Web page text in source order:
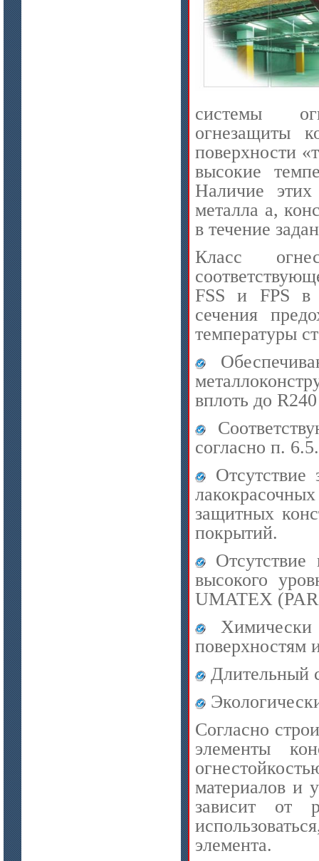
системы
огнезащиты
поверхности
высокие
Наличие этих
металла а,
в течение
Класс
FSS и FPS в
сечения
температуры
вплоть до
согласно п.
Отсутствие
защитных
покрытий.
Отсутствие
высокого
UMATEX
поверхностям
Длительный
Согласно
элементы
материалов и
зависит от
элемента.